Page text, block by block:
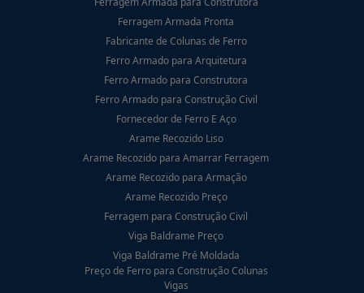
Ferragem Armada Pronta
Fabricante de Colunas de Ferro
Ferro Armado para Arquitetura
Ferro Armado para Construtora
Ferro Armado para Construção Civil
Fornecedor de Ferro E Aço
Arame Recozido Liso
Arame Recozido para Amarrar Ferragem
Arame Recozido para Armação
Arame Recozido Preço
Ferragem para Construção Civil
Viga Baldrame Preço
Viga Baldrame Pré Moldada
Preço de Ferro para Construção Colunas
Vigas